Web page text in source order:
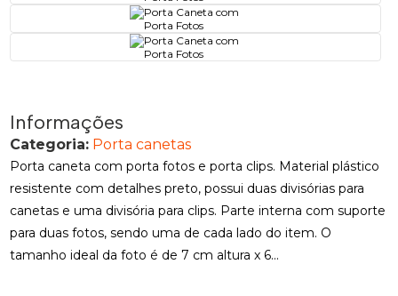
Informações
Categoria: Porta canetas
Porta caneta com porta fotos e porta clips. Material plástico
resistente com detalhes preto, possui duas divisórias para
canetas e uma divisória para clips. Parte interna com suporte
para duas fotos, sendo uma de cada lado do item. O
tamanho ideal da foto é de 7 cm altura x 6...